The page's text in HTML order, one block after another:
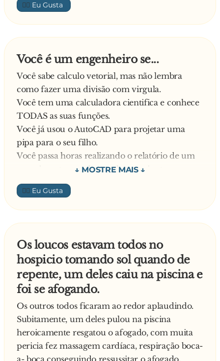
O assessor tomou um susto:
- O quê?
- É isso mesmo que você ouviu: me traga un
caballo blanco.
O assessor correu até o palácio e foi avisar o
velho dictador que el general de la estátua
falava. El dictador non acreditou.
- Vamos lá pra o senhor ver.
Os dois foram até lá. Quando chegaram en
frente a la estátua, el general de la estátua falou
contrariado:
velho.
👍🏼
Você é um engenheiro se...
Você sabe calculo vetorial, mas não lembra
como fazer uma divisão com virgula.
Você tem uma calculadora cientifica e conhece
TODAS as suas funções.
Você já usou o AutoCAD para projetar uma
pipa para o seu filho.
Você passa horas realizando o relatório de um
experimento que durou alguns minutos.
Você tem um bichinho de estimação com o
nome de um grande cientista.
Você ri de piadas sobre matemáticos.
Você considera qualquer curso não-científico
Você não entende como algumas pessoas
podem achar difícil programar um DVD.
Você assistiu "Apollo 13" e achou que os
verdadeiros heróis foram os caras no "Controle
da Missão".
Você assume que um "cavalo" é equivalente a
uma "esfera" para facilitar os cálculos.
Uma criança de quatro anos lhe pergunta por
que o céu e azul e você tenta explicar toda a
👍🏼
Os loucos estavam todos no
hospicio tomando sol quando de
repente, um deles caiu na piscina e
foi se afogando.
Os outros todos ficaram ao redor aplaudindo.
Subitamente, um deles pulou na piscina
heroicamente resgatou o afogado, com muita
pericia fez massagem cardíaca, respiração boca-